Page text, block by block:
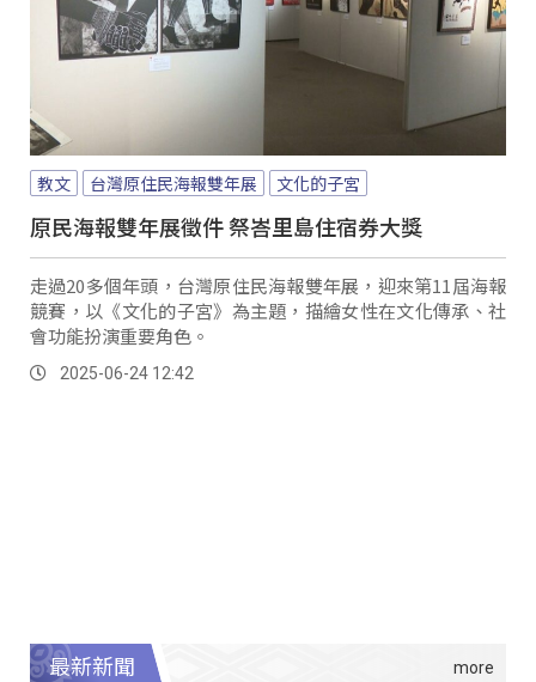
教文 台灣原住民海報雙年展 文化的子宮
原民海報雙年展徵件 祭峇里島住宿券大獎
走過20多個年頭，台灣原住民海報雙年展，迎來第11屆海報
競賽，以《文化的子宮》為主題，描繪女性在文化傳承、社
會功能扮演重要角色。
2025-06-24 12:42
最新新聞